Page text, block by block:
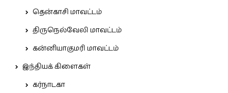
தென்காசி மாவட்டம்
திருநெல்வேலி மாவட்டம்
கன்னியாகுமரி மாவட்டம்
இந்தியக் கிளைகள்
கர்நாடகா